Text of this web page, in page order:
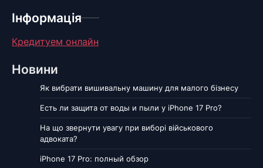
Інформація
Кредитуем онлайн
Новини
Як вибрати вишивальну машину для малого бізнесу
Есть ли защита от воды и пыли у iPhone 17 Pro?
На що звернути увагу при виборі військового
адвоката?
iPhone 17 Pro: полный обзор